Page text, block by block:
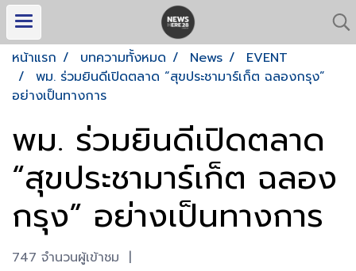
หน้าแรก บทความทั้งหมด News
EVENT
พม. ร่วมยินดีเปิดตลาด “สุขประชามาร์เก็ต ฉลองกรุง”
อย่างเป็นทางการ
พม. ร่วมยินดีเปิดตลาด
“สุขประชามาร์เก็ต ฉลอง
กรุง” อย่างเป็นทางการ
747 จำนวนผู้เข้าชม |